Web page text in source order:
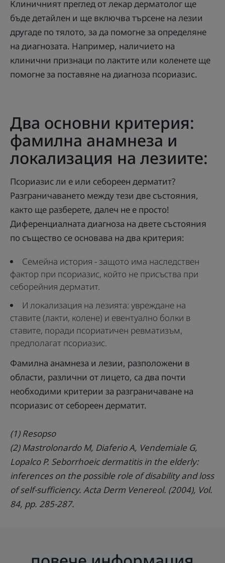
Клиничният преглед от лекар дерматолог ще
бъде детайлен и ще включва търсене на лезии
другаде по тялото, за да помогне за определяне
на диагнозата. Например, наличието на
клинични признаци по лактите или коленете ще
помогне за поставяне на диагноза псориазис.
Два основни критерия:
фамилна анамнеза и
локализация на лезиите:
Псориазис ли е или себореен дерматит?
Разграничаването между тези две състояния,
както ще разберете, далеч не е просто!
Диференциалната диагноза на двете състояния
по същество се основава на два критерия:
Семейна история - защото има наследствен
фактор при псориазис, който не присъства при
себорейния дерматит.
И локализация на лезията: увреждане на
ставите (лакти, колене) и евентуално болки в
ставите, поради псориатичен ревматизъм,
предполагат псориазис.
Фамилна анамнеза и лезии, разположени в
области, различни от лицето, са два почти
необходими критерии за разграничаване на
псориазис от себореен дерматит.
(1) Resopso
(2) Mastrolonardo M, Diaferio A, Vendemiale G,
Lopalco P. Seborrhoeic dermatitis in the elderly:
inferences on the possible role of disability and loss
of self-sufficiency. Acta Derm Venereol. (2004), Vol.
84, pp. 285-287.